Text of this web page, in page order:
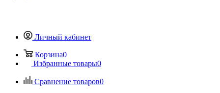
Личный кабинет
Корзина0
Избранные товары0
Сравнение товаров0